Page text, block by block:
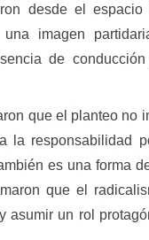
desde el
una imagen
de
que el planteo no
la responsabilidad
es una forma
que el
asumir un rol